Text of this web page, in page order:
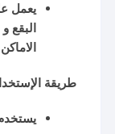
يعمل
البقع
طريقة
يستخدم